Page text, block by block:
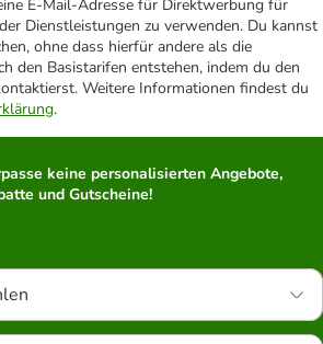
E-Mail-Adresse für Direktwerbung für
Dienstleistungen zu verwenden. Du kannst
ohne dass hierfür andere als die
den Basistarifen entstehen, indem du den
Weitere Informationen findest du
.
keine personalisierten Angebote,
und Gutscheine!